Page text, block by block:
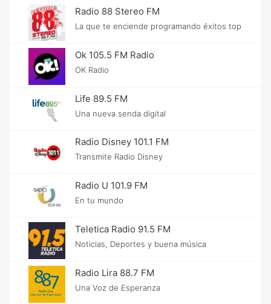
Radio 88 Stereo FM
La que te enciende programando éxitos top
Ok 105.5 FM Radio
OK Radio
Life 89.5 FM
Una nueva senda digital
Radio Disney 101.1 FM
Transmite Radio Disney
Radio U 101.9 FM
En tu mundo
Teletica Radio 91.5 FM
Noticias, Deportes y buena música
Radio Lira 88.7 FM
Una Voz de Esperanza